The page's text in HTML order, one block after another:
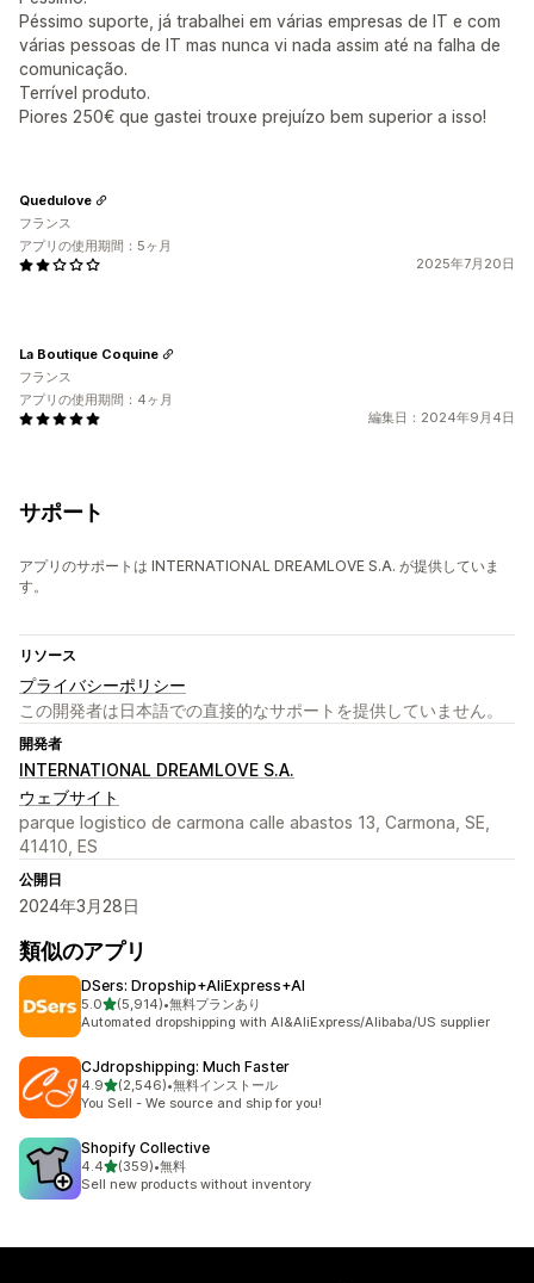
Péssimo suporte, já trabalhei em várias empresas de IT e com
várias pessoas de IT mas nunca vi nada assim até na falha de
comunicação.
Terrível produto.
Piores 250€ que gastei trouxe prejuízo bem superior a isso!
2025年7月20日
Quedulove
フランス
アプリの使用期間：5ヶ月
編集日：2024年9月4日
La Boutique Coquine
フランス
アプリの使用期間：4ヶ月
サポート
アプリのサポートは INTERNATIONAL DREAMLOVE S.A. が提供していま
す。
リソース
プライバシーポリシー
この開発者は日本語での直接的なサポートを提供していません。
開発者
INTERNATIONAL DREAMLOVE S.A.
ウェブサイト
parque logistico de carmona calle abastos 13, Carmona, SE,
41410, ES
公開日
2024年3月28日
類似のアプリ
DSers: Dropship+AliExpress+AI
5.05つ星中
(5,914)
合計レビュー数：5914件
•無料プランあり
Automated dropshipping with AI&AliExpress/Alibaba/US supplier
CJdropshipping: Much Faster
4.95つ星中
(2,546)
合計レビュー数：2546件
•無料インストール
You Sell - We source and ship for you!
Shopify Collective
4.45つ星中
(359)
合計レビュー数：359件
•無料
Sell new products without inventory